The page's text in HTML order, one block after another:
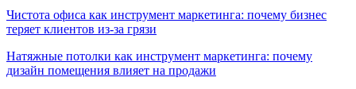
Чистота офиса как инструмент маркетинга: почему бизнес
теряет клиентов из-за грязи
Натяжные потолки как инструмент маркетинга: почему
дизайн помещения влияет на продажи